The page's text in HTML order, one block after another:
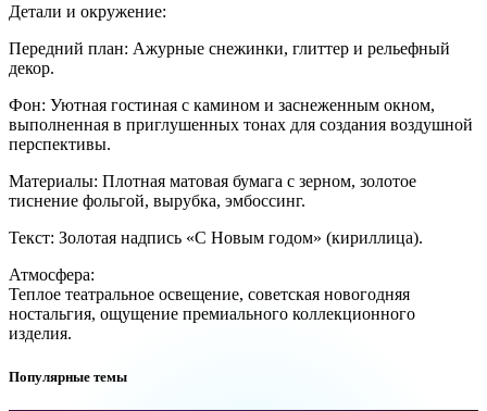
Детали и окружение:
Передний план: Ажурные снежинки, глиттер и рельефный
декор.
Фон: Уютная гостиная с камином и заснеженным окном,
выполненная в приглушенных тонах для создания воздушной
перспективы.
Материалы: Плотная матовая бумага с зерном, золотое
тиснение фольгой, вырубка, эмбоссинг.
Текст: Золотая надпись «С Новым годом» (кириллица).
Атмосфера:
Теплое театральное освещение, советская новогодняя
ностальгия, ощущение премиального коллекционного
изделия.
Популярные темы